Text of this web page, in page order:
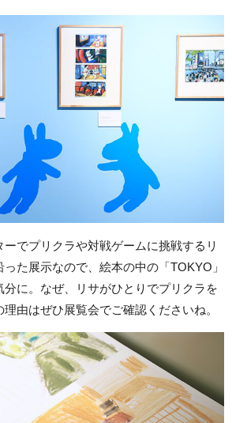
でプリクラや対戦ゲームに挑戦するリ
た展示なので、絵本の中の「TOKYO」
分に。なぜ、リサがひとりでプリクラを
由はぜひ展覧会でご確認くださいね。